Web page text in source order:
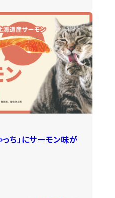
ち」にサーモン味が